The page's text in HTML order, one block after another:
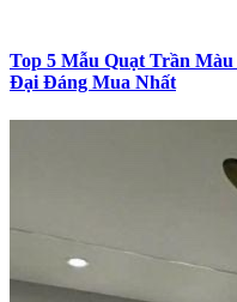
Top 5 Mẫu Quạt Trần
Đại Đáng Mua Nhất